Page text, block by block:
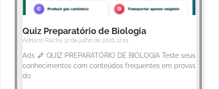
Quiz Preparatório de Biologia
Adriano Rocha 17 de julho de 2026 12:01
Ads
QUIZ PREPARATÓRIO DE BIOLOGIA Teste seus
conhecimentos com conteúdos frequentes em provas
do